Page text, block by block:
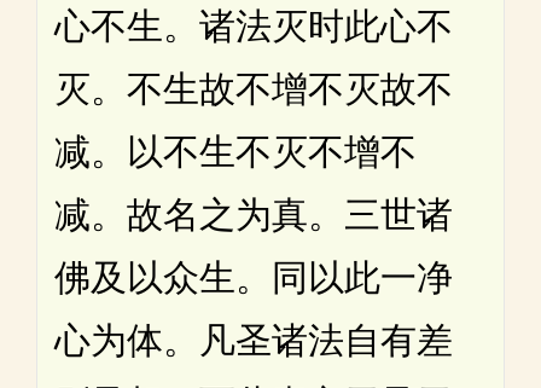
心不生。诸法灭时此心不
灭。不生故不增不灭故不
减。以不生不灭不增不
减。故名之为真。三世诸
佛及以众生。同以此一净
心为体。凡圣诸法自有差